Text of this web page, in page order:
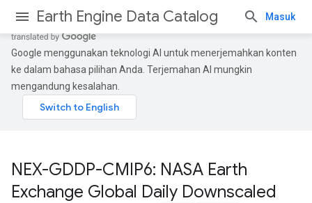
Earth Engine Data Catalog Masuk
Google menggunakan teknologi AI untuk menerjemahkan konten
ke dalam bahasa pilihan Anda. Terjemahan AI mungkin
mengandung kesalahan.
NEX-GDDP-CMIP6: NASA Earth
Exchange Global Daily Downscaled